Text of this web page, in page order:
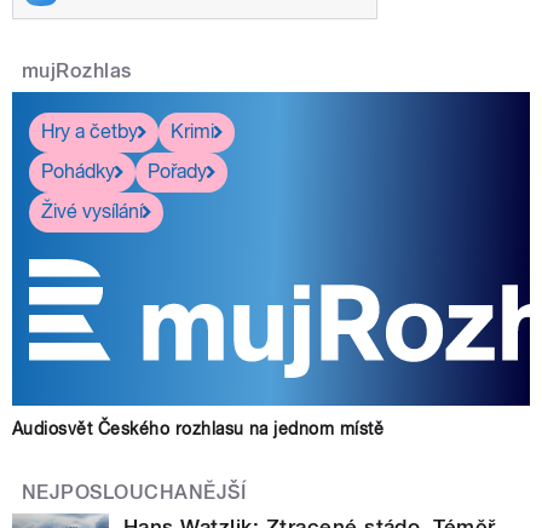
mujRozhlas
Hry a četby
Krimi
Pohádky
Pořady
Živé vysílání
Audiosvět Českého rozhlasu na jednom místě
NEJPOSLOUCHANĚJŠÍ